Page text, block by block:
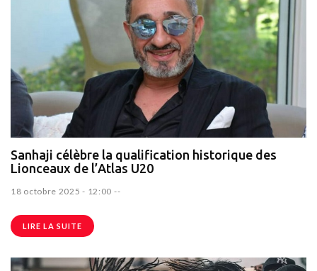
Sanhaji célèbre la qualification historique des
Lionceaux de l’Atlas U20
18 octobre 2025 - 12:00 --
LIRE LA SUITE